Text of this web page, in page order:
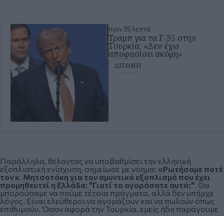
πριν 35 λεπτά
Τραμπ για τα F-35 στην
Τουρκία: «Δεν έχω
αποφασίσει ακόμη»
ΔΙΕΘΝΗ
Παράλληλα, θέλοντας να υποβαθμίσει την ελληνική
εξοπλιστική ενίσχυση, σημείωσε με νόημα: «Ρωτήσαμε ποτέ
τον κ. Μητσοτάκη για τον αμυντικό εξοπλισμό που έχει
προμηθευτεί η Ελλάδα: "Γιατί τα αγοράσατε αυτά;". Θα
μπορούσαμε να πούμε τέτοια πράγματα, αλλά δεν υπήρχε
λόγος. Είναι ελεύθεροι να αγοράζουν και να πωλούν όπως
επιθυμούν. Όσον αφορά την Τουρκία, εμείς ήδη παράγουμε